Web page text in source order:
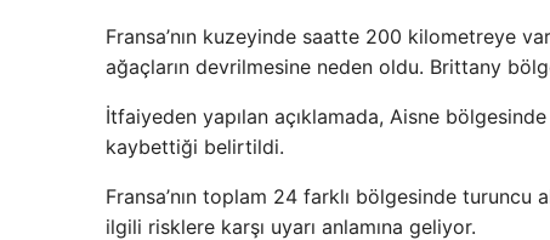
Fransa’nın kuzeyinde saatte 200 kilometreye
ağaçların devrilmesine neden oldu. Brittany
İtfaiyeden yapılan açıklamada, Aisne
kaybettiği belirtildi.
Fransa’nın toplam 24 farklı bölgesinde
ilgili risklere karşı uyarı anlamına geliyor.